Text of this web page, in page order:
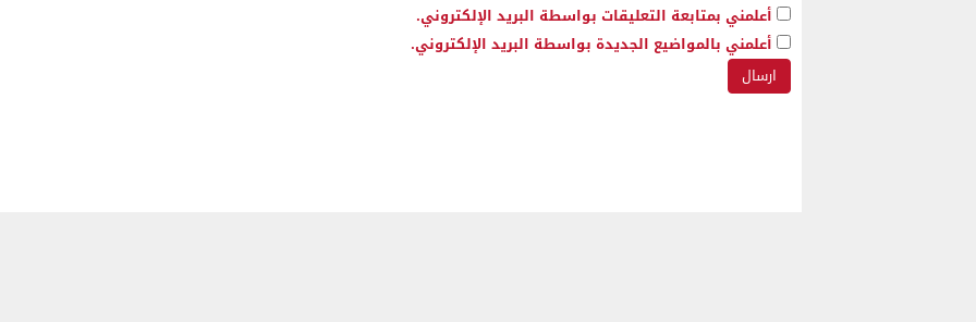
أعلمني بمتابعة التعليقات بواسطة البريد الإلكتروني.
أعلمني بالمواضيع الجديدة بواسطة البريد الإلكتروني.